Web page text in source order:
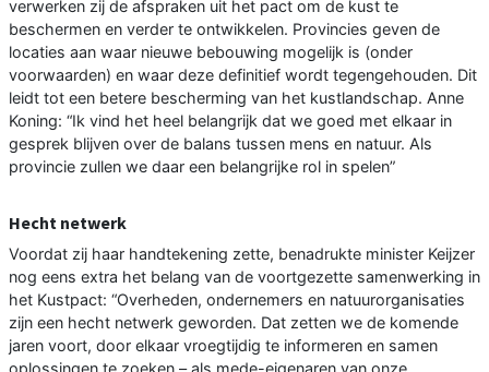
verwerken zij de afspraken uit het pact om de kust te
beschermen en verder te ontwikkelen. Provincies geven de
locaties aan waar nieuwe bebouwing mogelijk is (onder
voorwaarden) en waar deze definitief wordt tegengehouden. Dit
leidt tot een betere bescherming van het kustlandschap. Anne
Koning: “Ik vind het heel belangrijk dat we goed met elkaar in
gesprek blijven over de balans tussen mens en natuur. Als
provincie zullen we daar een belangrijke rol in spelen”
Hecht netwerk
Voordat zij haar handtekening zette, benadrukte minister Keijzer
nog eens extra het belang van de voortgezette samenwerking in
het Kustpact: “Overheden, ondernemers en natuurorganisaties
zijn een hecht netwerk geworden. Dat zetten we de komende
jaren voort, door elkaar vroegtijdig te informeren en samen
oplossingen te zoeken – als mede-eigenaren van onze